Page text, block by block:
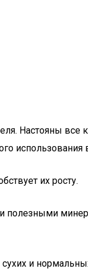
Настояны все
использования
их росту.
полезными
и